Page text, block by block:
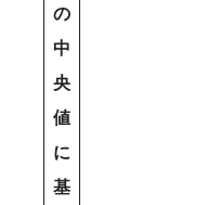
の
中
央
値
に
基